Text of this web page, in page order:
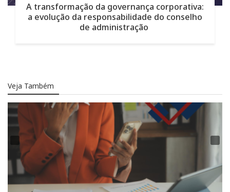
A transformação da governança corporativa:
a evolução da responsabilidade do conselho
de administração
Veja Também